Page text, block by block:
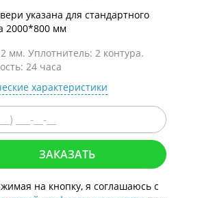
указана для стандартного
2000*800 мм
мм. Уплотнитель: 2 контура.
24 часа
характеристики
ЗАКАЗАТЬ
на кнопку, я соглашаюсь с